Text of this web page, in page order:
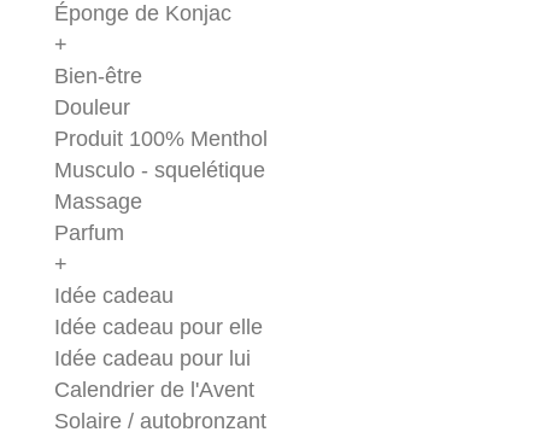
Éponge de Konjac
+
Bien-être
Douleur
Produit 100% Menthol
Musculo - squelétique
Massage
Parfum
+
Idée cadeau
Idée cadeau pour elle
Idée cadeau pour lui
Calendrier de l'Avent
Solaire / autobronzant